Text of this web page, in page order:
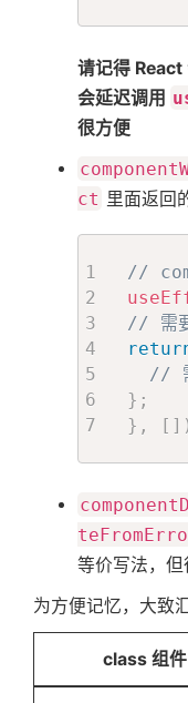
请记得 React
会延迟调用
很方便
ct 里面返回
//
// 需
//
} ;
} , [ ]
等价写法，但
为方便记忆，大致
class 组件